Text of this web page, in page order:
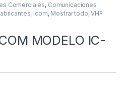
Comerciales, Comunicaciones
, Icom, Mostrar todo,VHF
MODELO IC-